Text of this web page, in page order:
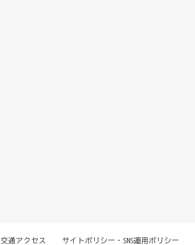
交通アクセス サイトポリシー・SNS運用ポリシー